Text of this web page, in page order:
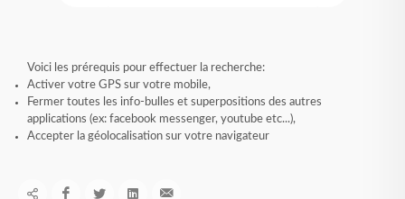
Voici les prérequis pour effectuer la recherche:
Activer votre GPS sur votre mobile,
Fermer toutes les info-bulles et superpositions des autres
applications (ex: facebook messenger, youtube etc...),
Accepter la géolocalisation sur votre navigateur